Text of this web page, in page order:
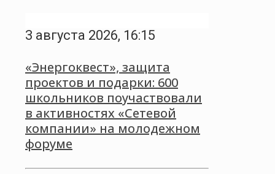
3 августа 2026, 16:15
«Энергоквест», защита
проектов и подарки: 600
школьников поучаствовали
в активностях «Сетевой
компании» на молодежном
форуме